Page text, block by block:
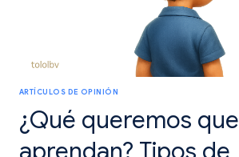
ARTÍCULOS DE OPINIÓN
¿Qué queremos que